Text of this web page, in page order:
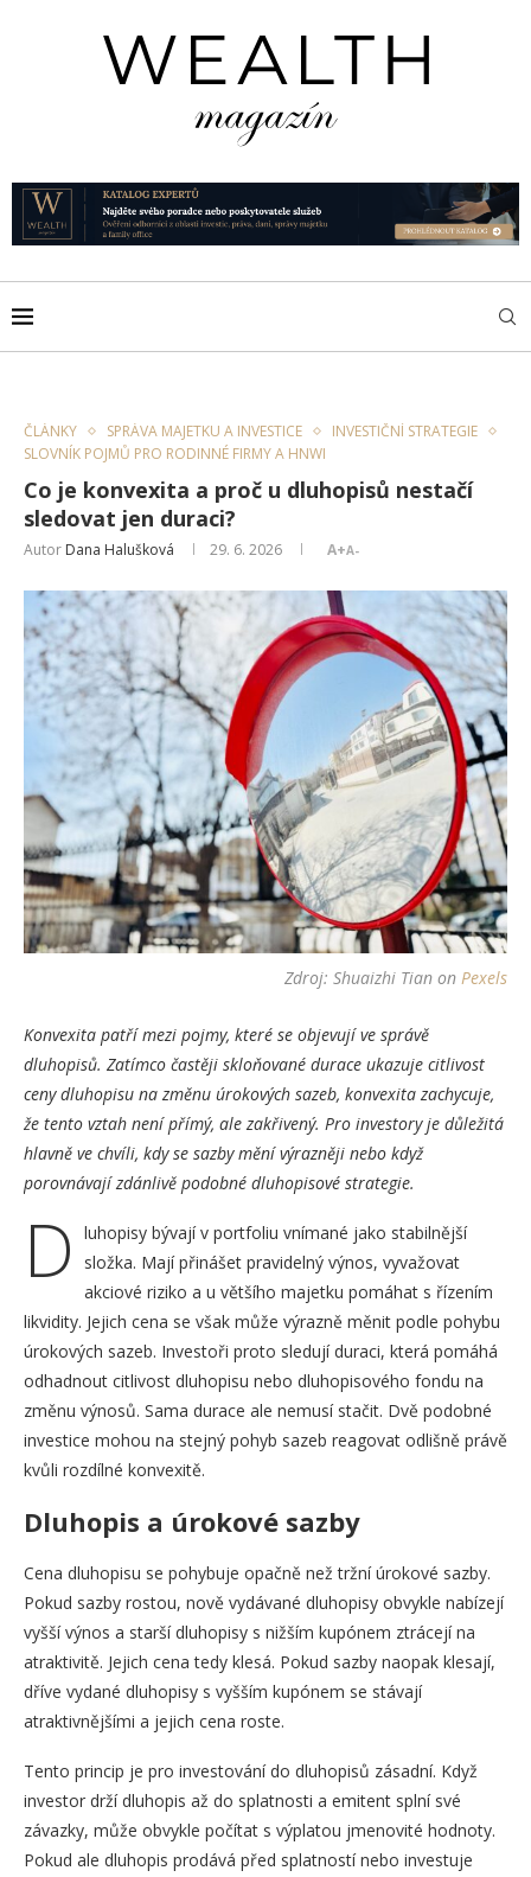
ČLÁNKY SPRÁVA MAJETKU A INVESTICE
INVESTIČNÍ STRATEGIE
SLOVNÍK POJMŮ PRO RODINNÉ FIRMY A HNWI
Co je konvexita a proč u dluhopisů nestačí
sledovat jen duraci?
Autor Dana Halušková 29. 6. 2026 A+A-
Zdroj: Shuaizhi Tian on Pexels
Konvexita patří mezi pojmy, které se objevují ve správě
dluhopisů. Zatímco častěji skloňované durace ukazuje citlivost
ceny dluhopisu na změnu úrokových sazeb, konvexita zachycuje,
že tento vztah není přímý, ale zakřivený. Pro investory je důležitá
hlavně ve chvíli, kdy se sazby mění výrazněji nebo když
porovnávají zdánlivě podobné dluhopisové strategie.
D
luhopisy bývají v portfoliu vnímané jako stabilnější
složka. Mají přinášet pravidelný výnos, vyvažovat
akciové riziko a u většího majetku pomáhat s řízením
likvidity. Jejich cena se však může výrazně měnit podle pohybu
úrokových sazeb. Investoři proto sledují duraci, která pomáhá
odhadnout citlivost dluhopisu nebo dluhopisového fondu na
změnu výnosů. Sama durace ale nemusí stačit. Dvě podobné
investice mohou na stejný pohyb sazeb reagovat odlišně právě
kvůli rozdílné konvexitě.
Dluhopis a úrokové sazby
Cena dluhopisu se pohybuje opačně než tržní úrokové sazby.
Pokud sazby rostou, nově vydávané dluhopisy obvykle nabízejí
vyšší výnos a starší dluhopisy s nižším kupónem ztrácejí na
atraktivitě. Jejich cena tedy klesá. Pokud sazby naopak klesají,
dříve vydané dluhopisy s vyšším kupónem se stávají
atraktivnějšími a jejich cena roste.
Tento princip je pro investování do dluhopisů zásadní. Když
investor drží dluhopis až do splatnosti a emitent splní své
závazky, může obvykle počítat s výplatou jmenovité hodnoty.
Pokud ale dluhopis prodává před splatností nebo investuje